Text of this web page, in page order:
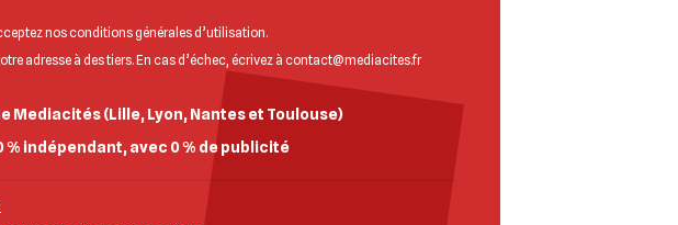
nosconditions générales d’utilisation.
adresse à des tiers. En cas d’échec, écrivez à contact@mediacites.fr
Mediacités (Lille, Lyon, Nantes et Toulouse)
% indépendant, avec 0 % de publicité